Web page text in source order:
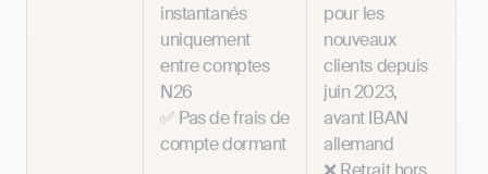
instantanés
uniquement
entre comptes
N26
✅ Pas de frais de
compte dormant
pour les
nouveaux
clients depuis
juin 2023,
avant IBAN
allemand